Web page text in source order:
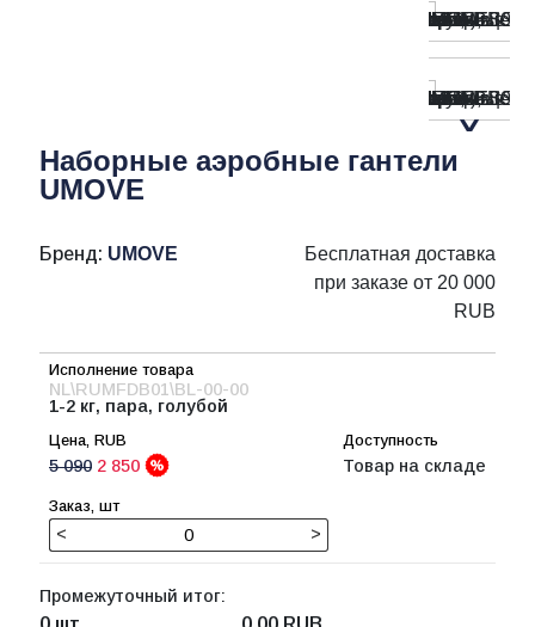
Наборные аэробные гантели
UMOVE
Бренд: UMOVE
Бесплатная доставка
при заказе от 20 000
RUB
NL\RUMFDB01\BL-00-00
1-2 кг, пара, голубой
5 090 2 850 Товар на складе
< >
Промежуточный итог: